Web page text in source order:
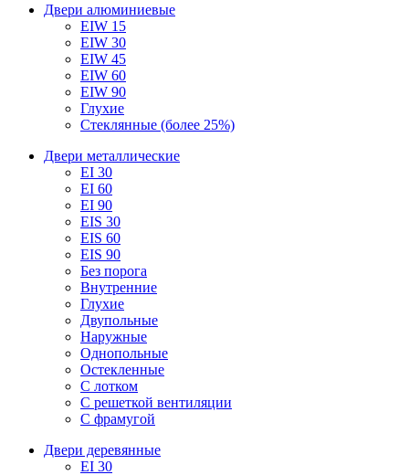
Двери алюминиевые
EIW 15
EIW 30
EIW 45
EIW 60
EIW 90
Глухие
Стеклянные (более 25%)
Двери металлические
EI 30
EI 60
EI 90
EIS 30
EIS 60
EIS 90
Без порога
Внутренние
Глухие
Двупольные
Наружные
Однопольные
Остекленные
С лотком
С решеткой вентиляции
С фрамугой
Двери деревянные
EI 30